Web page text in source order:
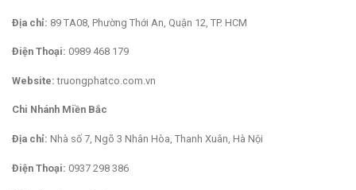
Địa chỉ: 89 TA08, Phường Thới An, Quận 12, TP. HCM
Điện Thoại: 0989 468 179
Website: truongphatco.com.vn
Chi Nhánh Miền Bắc
Địa chỉ: Nhà số 7, Ngõ 3 Nhân Hòa, Thanh Xuân, Hà Nội
Điện Thoại: 0937 298 386